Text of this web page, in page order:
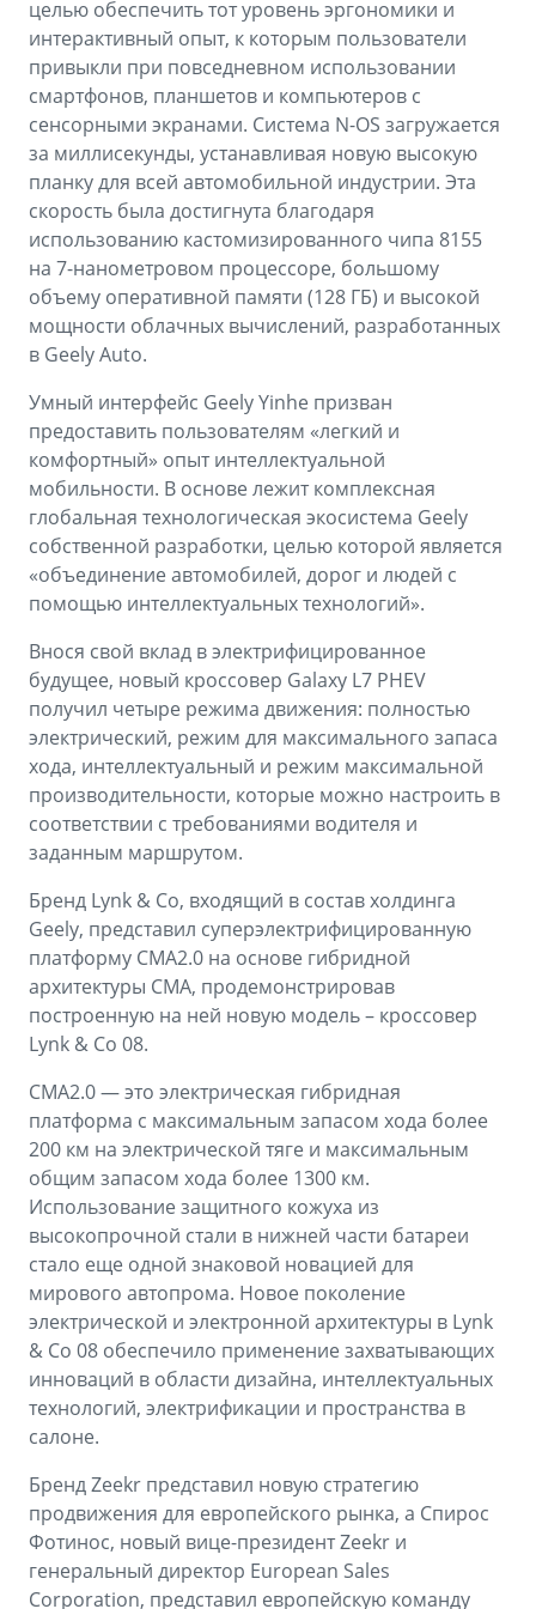
целью обеспечить тот уровень эргономики и
интерактивный опыт, к которым пользователи
привыкли при повседневном использовании
смартфонов, планшетов и компьютеров с
сенсорными экранами. Система N-OS загружается
за миллисекунды, устанавливая новую высокую
планку для всей автомобильной индустрии. Эта
скорость была достигнута благодаря
использованию кастомизированного чипа 8155
на 7-нанометровом процессоре, большому
объему оперативной памяти (128 ГБ) и высокой
мощности облачных вычислений, разработанных
в Geely Auto.
Умный интерфейс Geely Yinhe призван
предоставить пользователям «легкий и
комфортный» опыт интеллектуальной
мобильности. В основе лежит комплексная
глобальная технологическая экосистема Geely
собственной разработки, целью которой является
«объединение автомобилей, дорог и людей с
помощью интеллектуальных технологий».
Внося свой вклад в электрифицированное
будущее, новый кроссовер Galaxy L7 PHEV
получил четыре режима движения: полностью
электрический, режим для максимального запаса
хода, интеллектуальный и режим максимальной
производительности, которые можно настроить в
соответствии с требованиями водителя и
заданным маршрутом.
Бренд Lynk & Co, входящий в состав холдинга
Geely, представил суперэлектрифицированную
платформу СМА2.0 на основе гибридной
архитектуры CMA, продемонстрировав
построенную на ней новую модель – кроссовер
Lynk & Co 08.
CMA2.0 — это электрическая гибридная
платформа с максимальным запасом хода более
200 км на электрической тяге и максимальным
общим запасом хода более 1300 км.
Использование защитного кожуха из
высокопрочной стали в нижней части батареи
стало еще одной знаковой новацией для
мирового автопрома. Новое поколение
электрической и электронной архитектуры в Lynk
& Co 08 обеспечило применение захватывающих
инноваций в области дизайна, интеллектуальных
технологий, электрификации и пространства в
салоне.
Бренд Zeekr представил новую стратегию
продвижения для европейского рынка, а Спирос
Фотинос, новый вице-президент Zeekr и
генеральный директор European Sales
Corporation, представил европейскую команду